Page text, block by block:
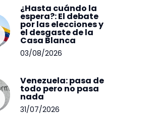
¿Hasta cuándo la
espera?: El debate
por las elecciones y
el desgaste de la
Casa Blanca
03/08/2026
Venezuela: pasa de
todo pero no pasa
nada
31/07/2026